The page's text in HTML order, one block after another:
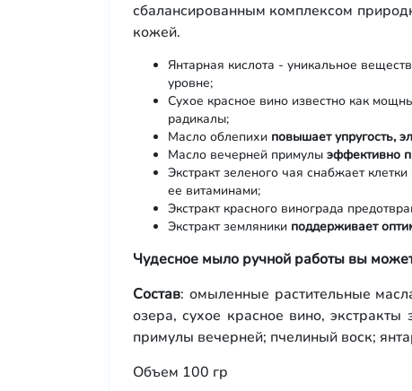
сбалансированным комплексом
кожей.
Янтарная кислота - уникальное
уровне;
Сухое красное вино известно как
радикалы;
Масло облепихи повышает упругость,
Масло вечерней примулы эффективно
Экстракт зеленого чая снабжает
ее витаминами;
Экстракт красного винограда
Экстракт земляники поддерживает
Чудесное мыло ручной работы вы
Состав: омыленные растительные
озера, сухое красное вино,
примулы вечерней; пчелиный воск;
Объем 100 гр